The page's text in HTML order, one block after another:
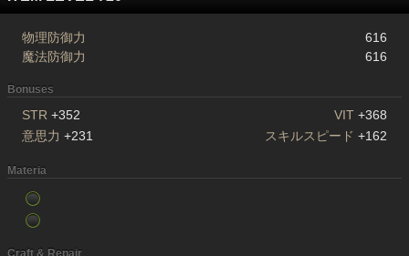
物理防御力
616
魔法防御力
616
Bonuses
STR +352 VIT +368
意思力 +231 スキルスピード +162
Materia
Craft & Repair